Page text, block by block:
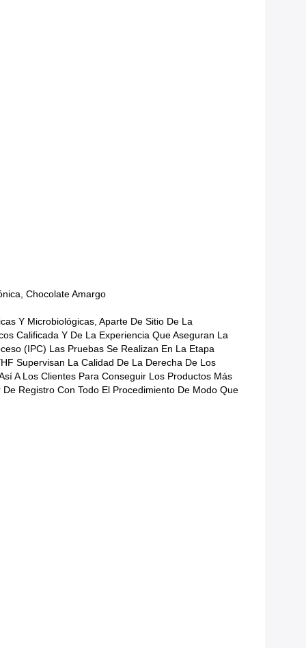
Chocolate Amargo
Y Microbiológicas, Aparte De Sitio De La
Calificada Y De La Experiencia Que Aseguran La
(IPC) Las Pruebas Se Realizan En La Etapa
Supervisan La Calidad De La Derecha De Los
A Los Clientes Para Conseguir Los Productos Más
Registro Con Todo El Procedimiento De Modo Que